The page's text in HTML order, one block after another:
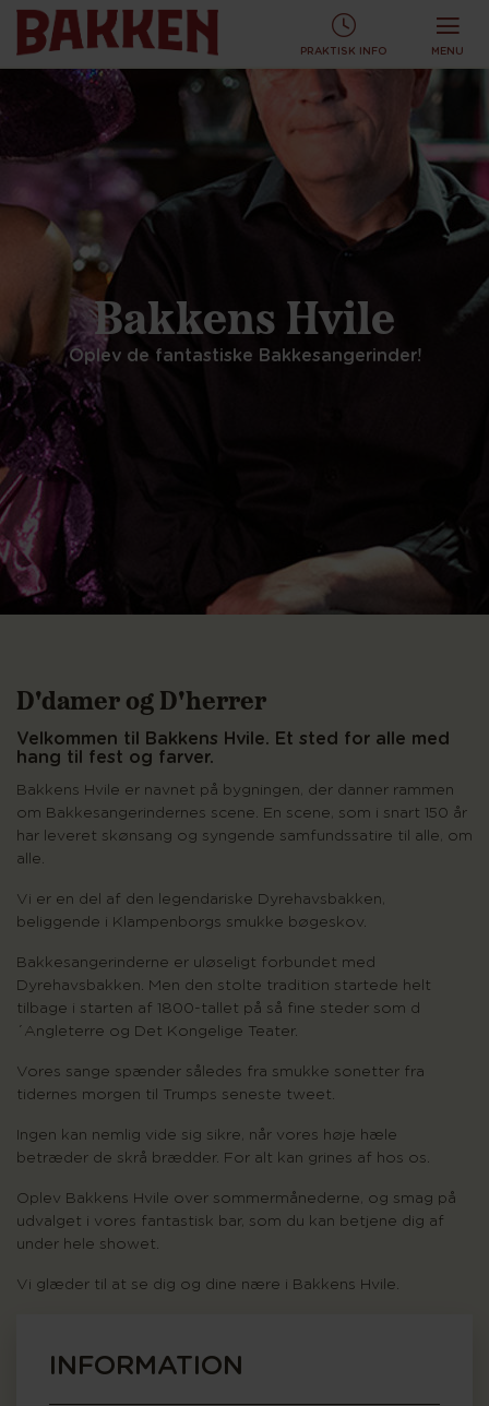
Bakkens Hvile
Oplev de fantastiske Bakkesangerinder!
D'damer og D'herrer
Velkommen til Bakkens Hvile. Et sted for alle med
hang til fest og farver.
Bakkens Hvile er navnet på bygningen, der danner rammen
om Bakkesangerindernes scene. En scene, som i snart 150 år
har leveret skønsang og syngende samfundssatire til alle, om
alle.
Vi er en del af den legendariske Dyrehavsbakken,
beliggende i Klampenborgs smukke bøgeskov.
Bakkesangerinderne er uløseligt forbundet med
Dyrehavsbakken. Men den stolte tradition startede helt
tilbage i starten af 1800-tallet på så fine steder som d
´Angleterre og Det Kongelige Teater.
Vores sange spænder således fra smukke sonetter fra
tidernes morgen til Trumps seneste tweet.
Ingen kan nemlig vide sig sikre, når vores høje hæle
betræder de skrå brædder. For alt kan grines af hos os.
Oplev Bakkens Hvile over sommermånederne, og smag på
udvalget i vores fantastisk bar, som du kan betjene dig af
under hele showet.
Vi glæder til at se dig og dine nære i Bakkens Hvile.
INFORMATION
PRAKTISK INFO MENU
KØB TURBÅND ONLINE OG SPAR! KØB ONLINE